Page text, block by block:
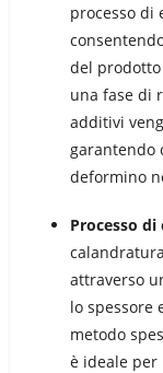
processo di
del
una fase di
additivi
garantendo
deformino
Processo
attraverso
lo spessore
metodo
è ideale